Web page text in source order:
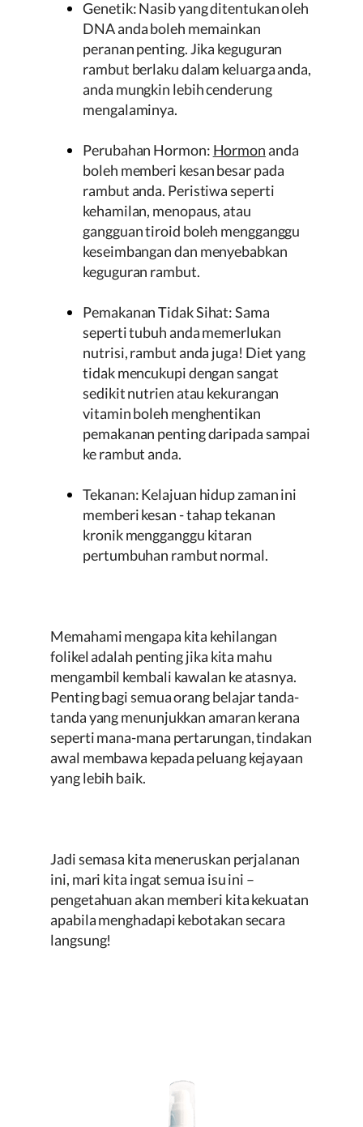
Genetik: Nasib yang ditentukan oleh
DNA anda boleh memainkan
peranan penting. Jika keguguran
rambut berlaku dalam keluarga anda,
anda mungkin lebih cenderung
mengalaminya.
Perubahan Hormon: Hormonanda
boleh memberi kesan besar pada
rambut anda. Peristiwa seperti
kehamilan, menopaus, atau
gangguan tiroid boleh mengganggu
keseimbangan dan menyebabkan
keguguran rambut.
Pemakanan Tidak Sihat: Sama
seperti tubuh anda memerlukan
nutrisi, rambut anda juga! Diet yang
tidak mencukupi dengan sangat
sedikit nutrien atau kekurangan
vitamin boleh menghentikan
pemakanan penting daripada sampai
ke rambut anda.
Tekanan: Kelajuan hidup zaman ini
memberi kesan - tahap tekanan
kronik mengganggu kitaran
pertumbuhan rambut normal.
Memahami mengapa kita kehilangan
folikel adalah penting jika kita mahu
mengambil kembali kawalan ke atasnya.
Penting bagi semua orang belajar tanda-
tanda yang menunjukkan amaran kerana
seperti mana-mana pertarungan, tindakan
awal membawa kepada peluang kejayaan
yang lebih baik.
Jadi semasa kita meneruskan perjalanan
ini, mari kita ingat semua isu ini –
pengetahuan akan memberi kita kekuatan
apabila menghadapi kebotakan secara
langsung!